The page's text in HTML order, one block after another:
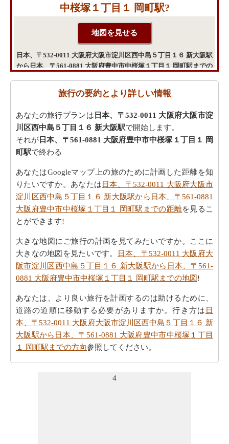
中桜塚１丁目１ 岡町駅?
日本、〒532-0011 大阪府大阪市淀川区西中島５丁目１６ 新大阪駅
から日本、〒561-0881 大阪府豊中市中桜塚１丁目１ 岡町駅までの
旅行の要約とより詳しい情報
あなたの旅行プランは 日本、〒532-0011 大阪府大阪市淀
川区西中島５丁目１６ 新大阪駅で開始します。
それが 日本、〒561-0881 大阪府豊中市中桜塚１丁目１ 岡
町駅で終わる
あなたはGoogleマップ上の旅のために計画した距離を知
りたいですか。あなたは日本、〒532-0011 大阪府大阪市
淀川区西中島５丁目１６ 新大阪駅から日本、〒561-0881
大阪府豊中市中桜塚１丁目１ 岡町駅までの距離を見るこ
とができます!
大きな地図にご旅行の計画を見てみたいですか。ここに
大きなの地図を見たいです。
日本、〒532-0011 大阪府大
阪市淀川区西中島５丁目１６ 新大阪駅から日本、〒561-
0881 大阪府豊中市中桜塚１丁目１ 岡町駅までの地図!
あなたは、より良い旅行を計画するのは助けるために、
道路の道順に移動する必要がありますか。行き方は 日
本、〒532-0011 大阪府大阪市淀川区西中島５丁目１６ 新
大阪駅から日本、〒561-0881 大阪府豊中市中桜塚１丁目
１ 岡町駅までの方向参照してください。
新大阪駅から日本、〒561-0881 大阪府豊中市中桜塚１丁
4